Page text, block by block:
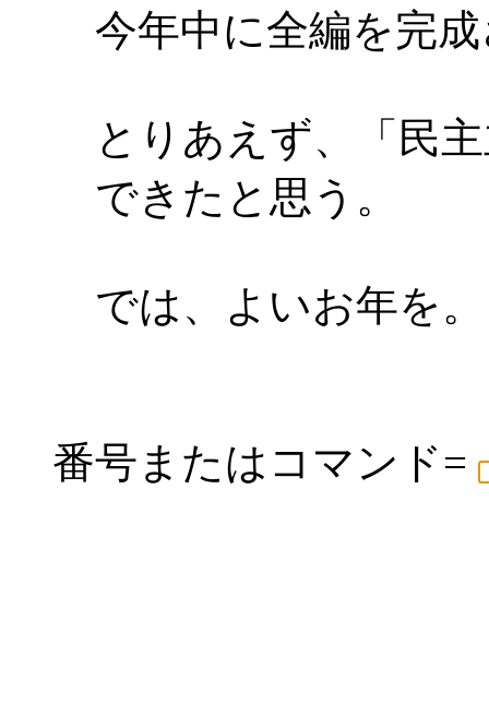
今年中に全編を完成
とりあえず、「民主
できたと思う。
では、よいお年を。
番号またはコマンド=